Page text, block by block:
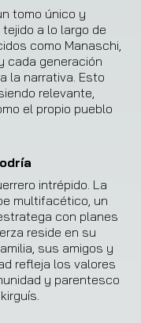
tomo único y
a lo largo de
como Manaschi,
cada generación
la narrativa. Esto
relevante,
el propio pueblo
intrépido. La
multifacético, un
con planes
reside en su
sus amigos y
refleja los valores
y parentesco